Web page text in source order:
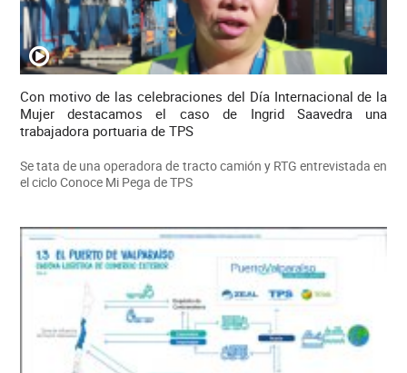
Con motivo de las celebraciones del Día Internacional de la
Mujer destacamos el caso de Ingrid Saavedra una
trabajadora portuaria de TPS
Se tata de una operadora de tracto camión y RTG entrevistada en
el ciclo Conoce Mi Pega de TPS